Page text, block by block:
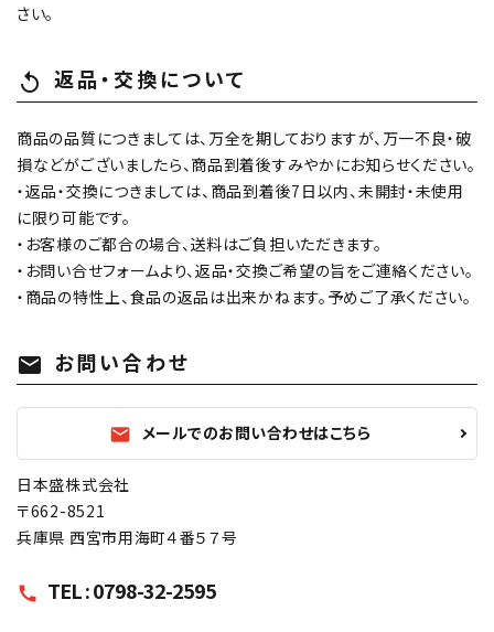
さい。
replay 返品・交換について
商品の品質につきましては、万全を期しておりますが、万一不良・破
損などがございましたら、商品到着後すみやかにお知らせください。
・返品・交換につきましては、商品到着後7日以内、未開封・未使用
に限り可能です。
・お客様のご都合の場合、送料はご負担いただきます。
・お問い合せフォームより、返品・交換ご希望の旨をご連絡ください。
・商品の特性上、食品の返品は出来かねます。予めご了承ください。
mail お問い合わせ
mail メールでのお問い合わせはこちら
日本盛株式会社
〒662-8521
兵庫県 西宮市用海町４番５７号
call TEL : 0798-32-2595